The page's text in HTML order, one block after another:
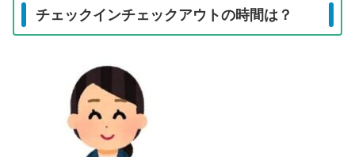
チェックインチェックアウトの時間は？